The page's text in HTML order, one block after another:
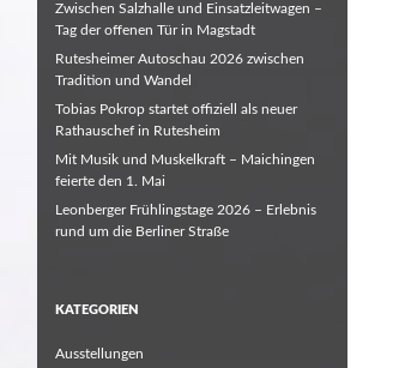
Zwischen Salzhalle und Einsatzleitwagen –
Tag der offenen Tür in Magstadt
Rutesheimer Autoschau 2026 zwischen
Tradition und Wandel
Tobias Pokrop startet offiziell als neuer
Rathauschef in Rutesheim
Mit Musik und Muskelkraft – Maichingen
feierte den 1. Mai
Leonberger Frühlingstage 2026 – Erlebnis
rund um die Berliner Straße
KATEGORIEN
Ausstellungen